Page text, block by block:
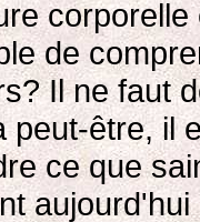
corporelle
de
Il ne faut
peut-être, il
ce que